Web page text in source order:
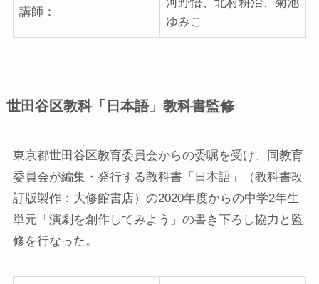
講師：
河野悟、北村耕治、菊池
ゆみこ
世田谷区教科「日本語」教科書監修
東京都世田谷区教育委員会からの委嘱を受け、同教育
委員会が編集・発行する教科書「日本語」（教科書改
訂版製作：大修館書店）の2020年度からの中学2年生
単元「演劇を創作してみよう」の書き下ろし協力と監
修を行なった。